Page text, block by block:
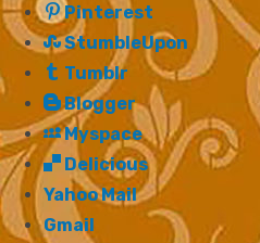
Pinterest
StumbleUpon
Tumblr
Blogger
Myspace
Delicious
Yahoo Mail
Gmail